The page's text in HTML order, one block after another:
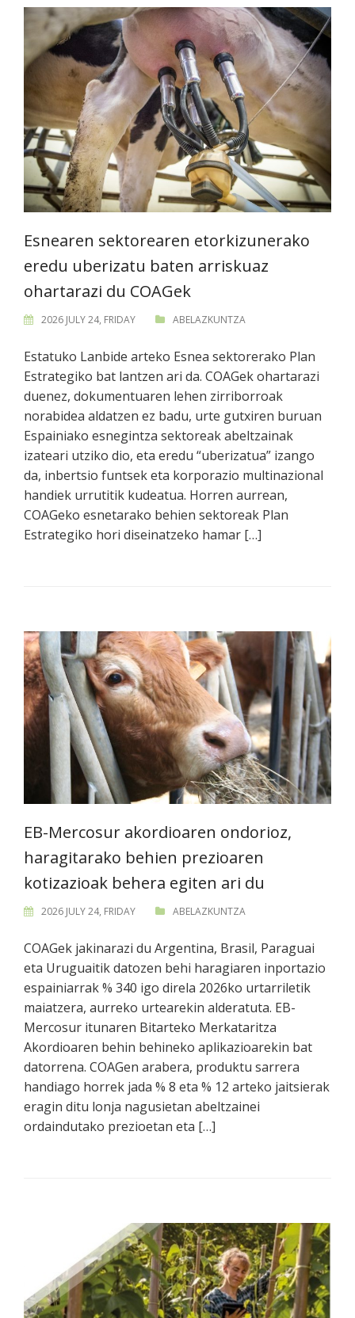
Esnearen sektorearen etorkizunerako
eredu uberizatu baten arriskuaz
ohartarazi du COAGek
2026 JULY 24, FRIDAY ABELAZKUNTZA
Estatuko Lanbide arteko Esnea sektorerako Plan
Estrategiko bat lantzen ari da. COAGek ohartarazi
duenez, dokumentuaren lehen zirriborroak
norabidea aldatzen ez badu, urte gutxiren buruan
Espainiako esnegintza sektoreak abeltzainak
izateari utziko dio, eta eredu “uberizatua” izango
da, inbertsio funtsek eta korporazio multinazional
handiek urrutitik kudeatua. Horren aurrean,
COAGeko esnetarako behien sektoreak Plan
Estrategiko hori diseinatzeko hamar […]
EB-Mercosur akordioaren ondorioz,
haragitarako behien prezioaren
kotizazioak behera egiten ari du
2026 JULY 24, FRIDAY ABELAZKUNTZA
COAGek jakinarazi du Argentina, Brasil, Paraguai
eta Uruguaitik datozen behi haragiaren inportazio
espainiarrak % 340 igo direla 2026ko urtarriletik
maiatzera, aurreko urtearekin alderatuta. EB-
Mercosur itunaren Bitarteko Merkataritza
Akordioaren behin behineko aplikazioarekin bat
datorrena. COAGen arabera, produktu sarrera
handiago horrek jada % 8 eta % 12 arteko jaitsierak
eragin ditu lonja nagusietan abeltzainei
ordaindutako prezioetan eta […]